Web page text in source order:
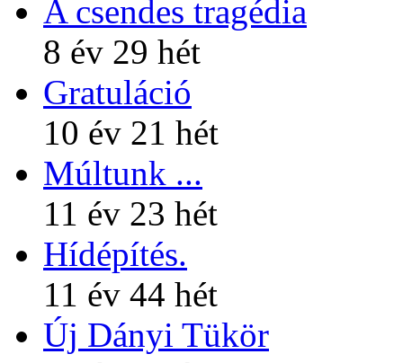
A csendes tragédia
8 év 29 hét
Gratuláció
10 év 21 hét
Múltunk ...
11 év 23 hét
Hídépítés.
11 év 44 hét
Új Dányi Tükör